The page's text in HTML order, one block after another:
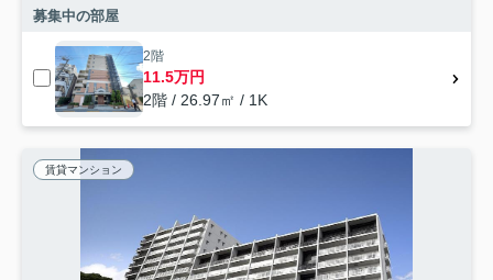
募集中の部屋
2階
11.5万円
2階 / 26.97㎡ / 1K
賃貸マンション